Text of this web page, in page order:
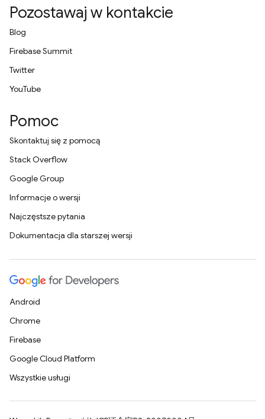
Pozostawaj w kontakcie
Blog
Firebase Summit
Twitter
YouTube
Pomoc
Skontaktuj się z pomocą
Stack Overflow
Google Group
Informacje o wersji
Najczęstsze pytania
Dokumentacja dla starszej wersji
Android
Chrome
Firebase
Google Cloud Platform
Wszystkie usługi